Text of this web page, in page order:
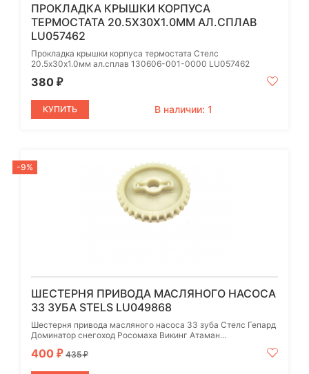
ПРОКЛАДКА КРЫШКИ КОРПУСА
ТЕРМОСТАТА 20.5Х30Х1.0ММ АЛ.СПЛАВ
LU057462
Прокладка крышки корпуса термостата Стелс
20.5х30х1.0мм ал.сплав 130606-001-0000 LU057462
380 ₽
КУПИТЬ В наличии: 1
-9%
ШЕСТЕРНЯ ПРИВОДА МАСЛЯНОГО НАСОСА
33 ЗУБА STELS LU049868
Шестерня привода масляного насоса 33 зуба Стелс Гепард
Доминатор снегоход Росомаха Викинг Атаман...
400 ₽ 435₽